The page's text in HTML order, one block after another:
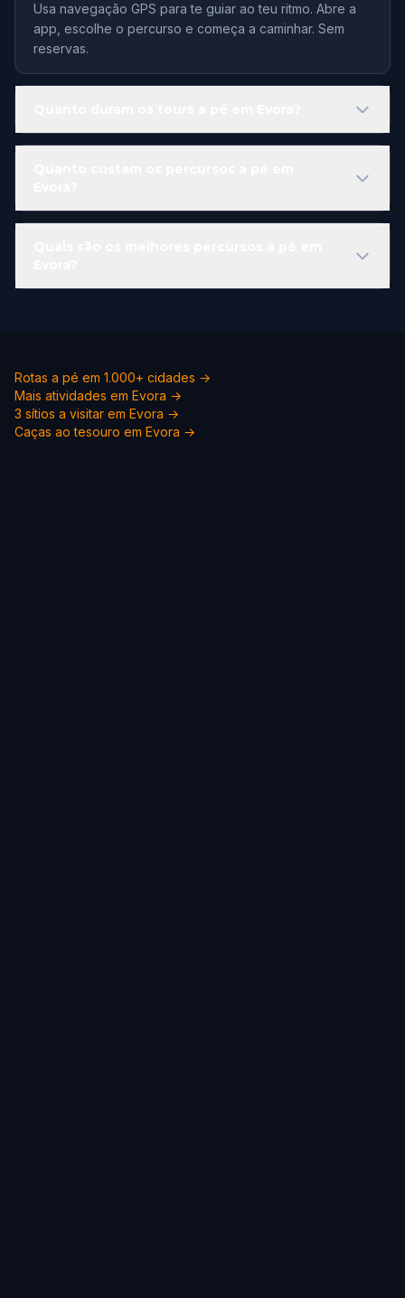
Usa navegação GPS para te guiar ao teu ritmo. Abre a
app, escolhe o percurso e começa a caminhar. Sem
reservas.
Rotas a pé em 1.000+ cidades →
Mais atividades em Evora →
3 sítios a visitar em Evora →
Caças ao tesouro em Evora →